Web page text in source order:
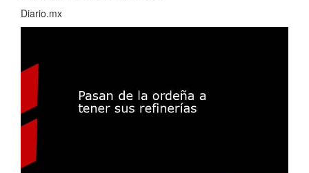
Diario.mx